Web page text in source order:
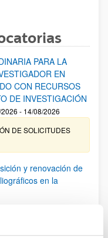
PARA LA
EN
CON RECURSOS
DE INVESTIGACIÓN
- 14/08/2026
DE SOLICITUDES
y renovación de
en la
2026: Relación